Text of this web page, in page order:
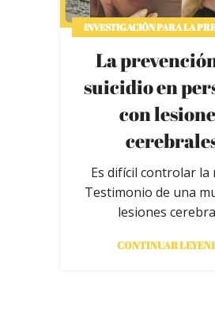
INVESTIGACIÓN PARA LA
La
suicidio en
con
Es difícil controlar la
Testimonio de una
lesiones
CONTINUAR